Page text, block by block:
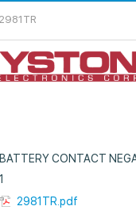
2981TR
BATTERY CONTACT
2981TR.pdf